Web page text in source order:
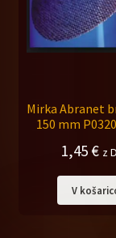
Mirka Abranet
150 mm
1,45 € z
V